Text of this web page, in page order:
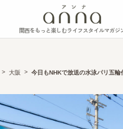
関西をもっと楽しむライフスタイルマガジ
大阪
今日もNHKで放送の水泳パリ五